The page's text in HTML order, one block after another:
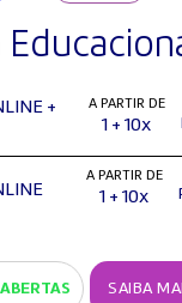
+
A PARTIR DE
1 + 10x
A PARTIR DE
1 + 10x
SAIBA